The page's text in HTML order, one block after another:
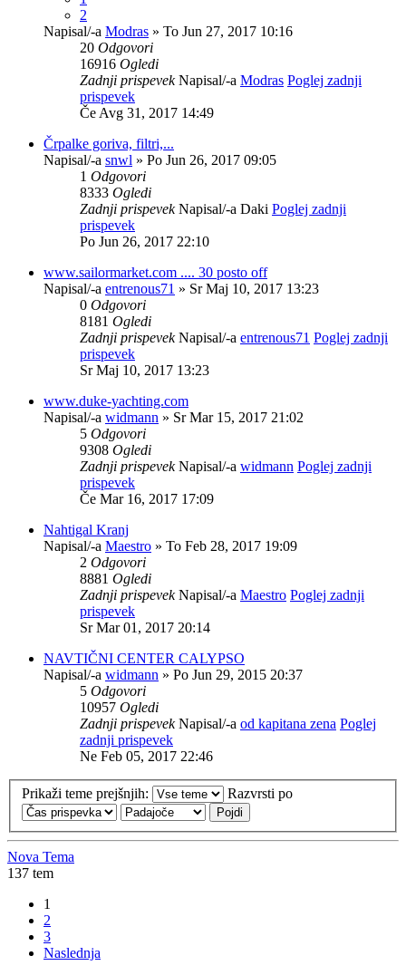
2
Napisal/-a Modras » To Jun 27, 2017 10:16
20 Odgovori
16916 Ogledi
Zadnji prispevekNapisal/-a Modras Poglej zadnji
prispevek
Če Avg 31, 2017 14:49
Črpalke goriva, filtri,...
Napisal/-a snwl » Po Jun 26, 2017 09:05
1 Odgovori
8333 Ogledi
Zadnji prispevekNapisal/-a Daki Poglej zadnji
prispevek
Po Jun 26, 2017 22:10
www.sailormarket.com .... 30 posto off
Napisal/-a entrenous71 » Sr Maj 10, 2017 13:23
0 Odgovori
8181 Ogledi
Zadnji prispevekNapisal/-a entrenous71 Poglej zadnji
prispevek
Sr Maj 10, 2017 13:23
www.duke-yachting.com
Napisal/-a widmann » Sr Mar 15, 2017 21:02
5 Odgovori
9308 Ogledi
Zadnji prispevekNapisal/-a widmann Poglej zadnji
prispevek
Če Mar 16, 2017 17:09
Nahtigal Kranj
Napisal/-a Maestro » To Feb 28, 2017 19:09
2 Odgovori
8881 Ogledi
Zadnji prispevekNapisal/-a Maestro Poglej zadnji
prispevek
Sr Mar 01, 2017 20:14
NAVTIČNI CENTER CALYPSO
Napisal/-a widmann » Po Jun 29, 2015 20:37
5 Odgovori
10957 Ogledi
Zadnji prispevekNapisal/-a od kapitana zena Poglej
zadnji prispevek
Ne Feb 05, 2017 22:46
Prikaži teme prejšnjih: Razvrsti po
Nova Tema
137 tem
1
2
3
Naslednja